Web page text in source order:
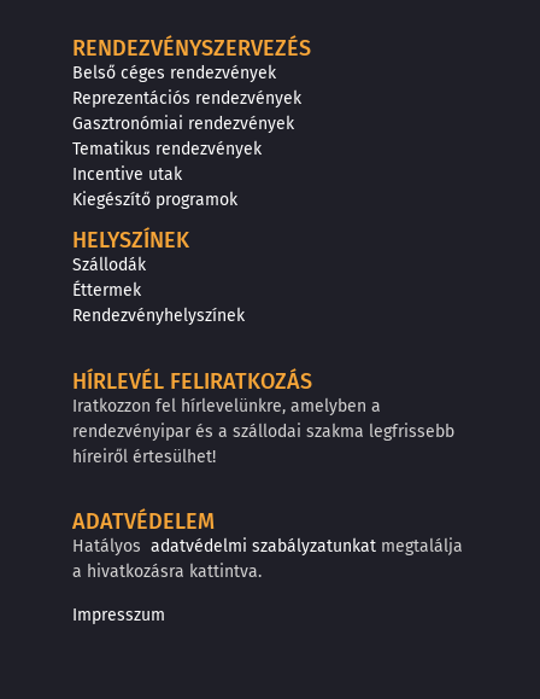
RENDEZVÉNYSZERVEZÉS
Belső céges rendezvények
Reprezentációs rendezvények
Gasztronómiai rendezvények
Tematikus rendezvények
Incentive utak
Kiegészítő programok
HELYSZÍNEK
Szállodák
Éttermek
Rendezvényhelyszínek
HÍRLEVÉL FELIRATKOZÁS
Iratkozzon fel hírlevelünkre, amelyben a
rendezvényipar és a szállodai szakma legfrissebb
híreiről értesülhet!
ADATVÉDELEM
Hatályos adatvédelmi szabályzatunkat megtalálja
a hivatkozásra kattintva.
Impresszum